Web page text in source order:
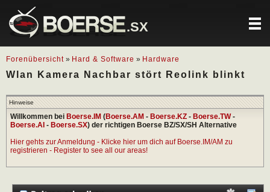
.SX
Forenübersicht » Hard & Software » Hardware
Wlan Kamera Nachbar stört Reolink blinkt
Hinweise
Willkommen bei Boerse.IM (Boerse.AM - Boerse.KZ - Boerse.TW-
Boerse.AI - Boerse.SX) der richtigen Boerse BZ/SX/SH Alternative
Hier gehts zur Anmeldung - Klicke hier um dich auf Boerse.IM/AM zu
registrieren - Register to see all our areas!